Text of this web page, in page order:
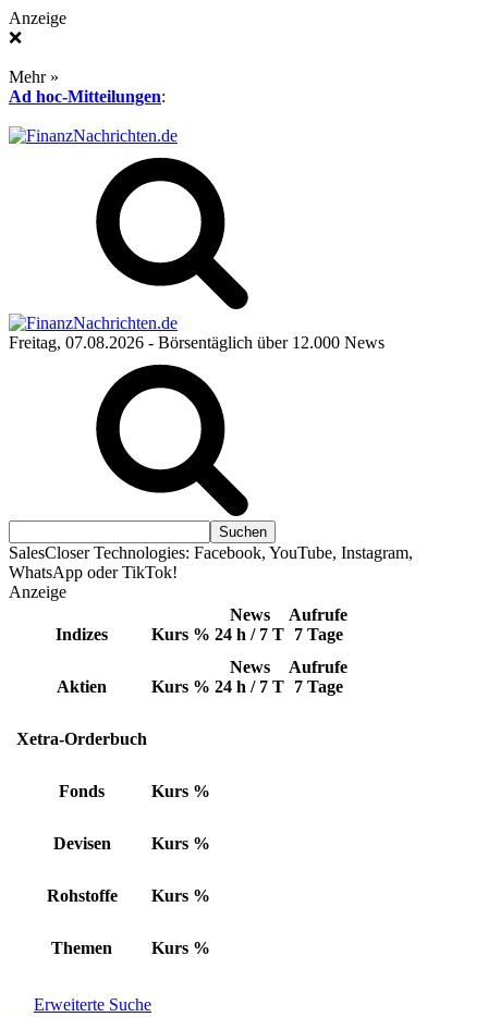
Anzeige
❌
Mehr »
Ad hoc-Mitteilungen:
Freitag, 07.08.2026 - Börsentäglich über 12.000 News
SalesCloser Technologies: Facebook, YouTube, Instagram,
WhatsApp oder TikTok!
Anzeige
Indizes Kurs %
News
24 h / 7 T
Aufrufe
7 Tage
Aktien Kurs %
News
24 h / 7 T
Aufrufe
7 Tage
Xetra-Orderbuch
Fonds Kurs %
Devisen Kurs %
Rohstoffe Kurs %
Themen Kurs %
Erweiterte Suche